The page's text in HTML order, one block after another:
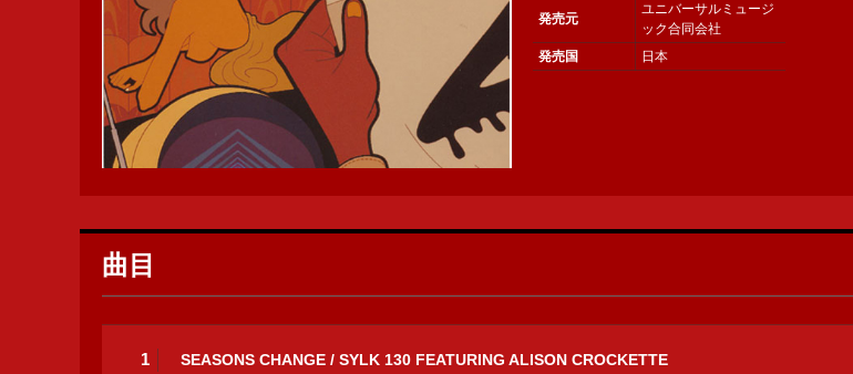
発売元
ユニバーサルミュージ
ック合同会社
発売国
日本
曲目
1 SEASONS CHANGE / SYLK 130 FEATURING ALISON CROCKETTE